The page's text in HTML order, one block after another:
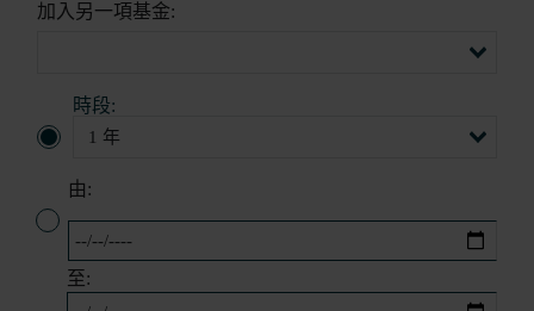
加入另一項基金:
時段:
由:
至: